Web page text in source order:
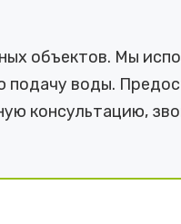
объектов. Мы
подачу воды.
консультацию,